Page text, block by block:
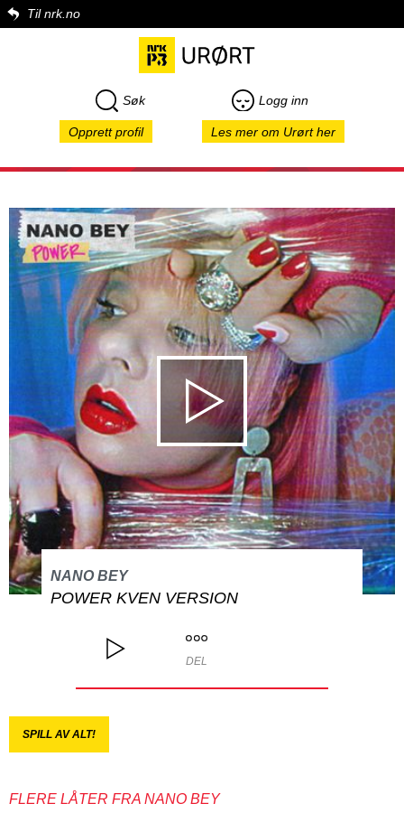
Til nrk.no
Søk Logg inn
Opprett profil Les mer om Urørt her
NANO BEY
POWER KVEN VERSION
DEL
SPILL AV ALT!
FLERE LÅTER FRA NANO BEY